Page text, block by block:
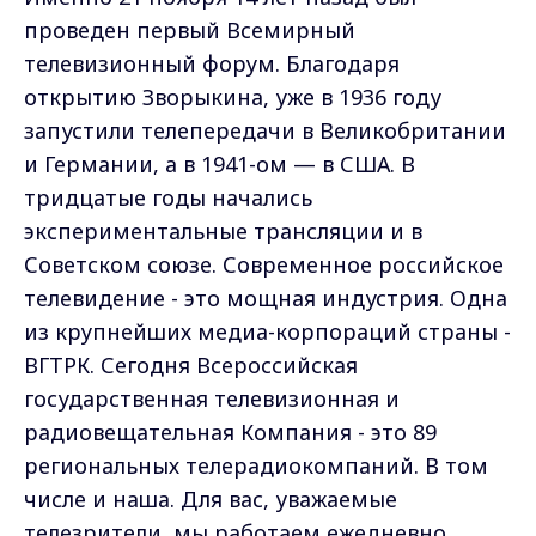
проведен первый Всемирный
телевизионный форум. Благодаря
открытию Зворыкина, уже в 1936 году
запустили телепередачи в Великобритании
и Германии, а в 1941-ом — в США. В
тридцатые годы начались
экспериментальные трансляции и в
Советском союзе. Современное российское
телевидение - это мощная индустрия. Одна
из крупнейших медиа-корпораций страны -
ВГТРК. Сегодня Всероссийская
государственная телевизионная и
радиовещательная Компания - это 89
региональных телерадиокомпаний. В том
числе и наша. Для вас, уважаемые